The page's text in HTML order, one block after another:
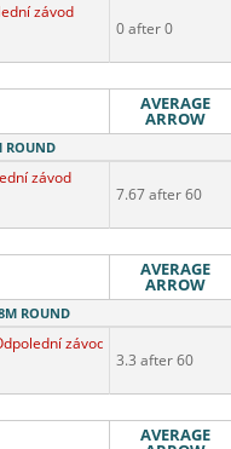
závod
0 after 0
AVERAGE
ARROW
ROUND
závod
7.67 after 60
AVERAGE
ARROW
ROUND
závod
3.3 after 60
AVERAGE